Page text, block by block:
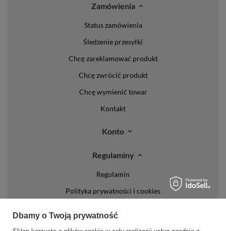
Zamówienia
Status zamówienia
Śledzenie przesyłki
Chcę zareklamować produkt
Chcę zwrócić produkt
Chcę wymienić towar
Kontakt
Konto
Regulaminy
Regulamin
Polityka prywatności i cookies
Dbamy o Twoją prywatność